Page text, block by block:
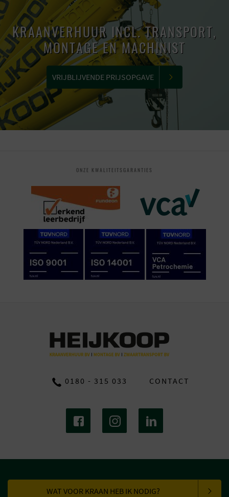
KRAANVERHUUR INCL. TRANSPORT,
MONTAGE EN MACHINIST
VRIJBLIJVENDE PRIJSOPGAVE
ONZE KWALITEITSGARANTIES
0180 - 315 033 CONTACT
WAT VOOR KRAAN HEB IK NODIG?